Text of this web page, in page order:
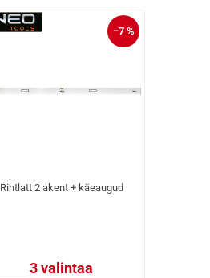
−7 %
Rihtlatt 2 akent + käeaugud
3 valintaa